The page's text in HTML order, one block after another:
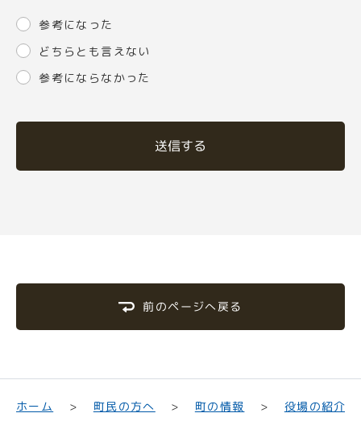
参考になった
どちらとも言えない
参考にならなかった
送信する
前のページへ戻る
ホーム 町民の方へ 町の情報 役場の紹介